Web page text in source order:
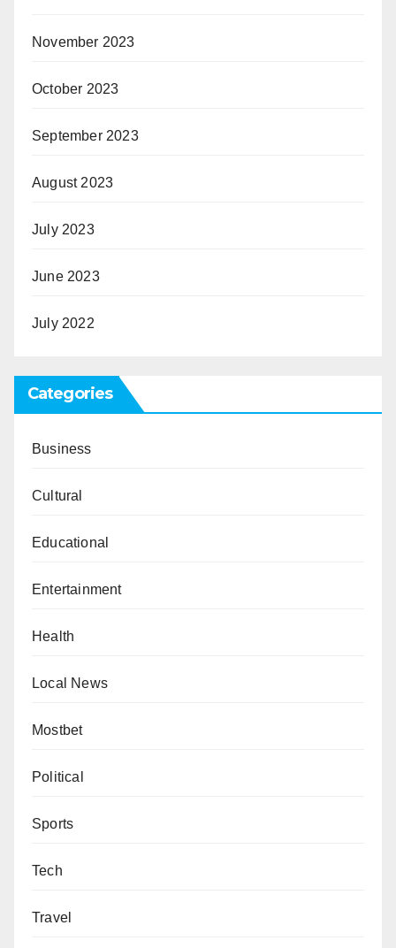
November 2023
October 2023
September 2023
August 2023
July 2023
June 2023
July 2022
Categories
Business
Cultural
Educational
Entertainment
Health
Local News
Mostbet
Political
Sports
Tech
Travel